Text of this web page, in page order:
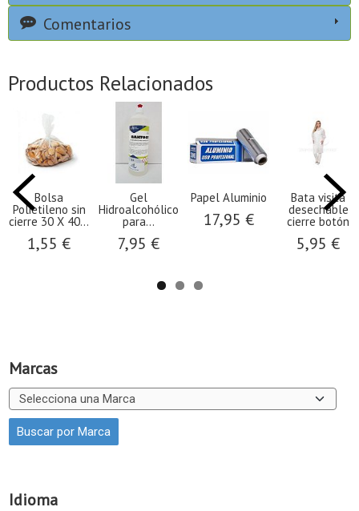
Marcas
Idioma
Comentarios
Productos Relacionados
Bolsa
Polietileno sin
cierre 30 X 40...
1,55 €
Gel
Hidroalcohólico
para...
7,95 €
Papel Aluminio
17,95 €
Bata visita
desechable
cierre botón
5,95 €